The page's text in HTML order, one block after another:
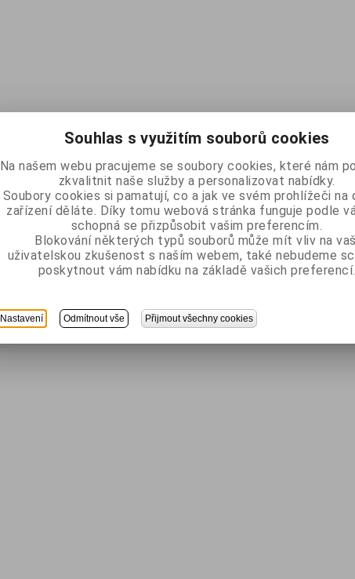
Souhlas s využitím souborů cookies
Na našem webu pracujeme se soubory cookies, které nám
zkvalitnit naše služby a personalizovat nabídky.
Soubory cookies si pamatují, co a jak ve svém prohlížeči na
zařízení děláte. Díky tomu webová stránka funguje podle
schopná se přizpůsobit vašim preferencím.
Blokování některých typů souborů může mít vliv na
uživatelskou zkušenost s naším webem, také nebudeme
poskytnout vám nabídku na základě vašich preferencí.
Nastavení Odmítnout vše Přijmout všechny cookies